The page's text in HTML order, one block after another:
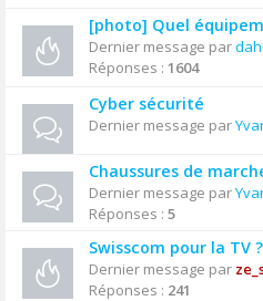
[photo] Quel
Dernier message par
Réponses : 1604
Cyber sécurité
Dernier message par
Chaussures de
Dernier message par
Réponses : 5
Swisscom pour la TV ?
Dernier message par
Réponses : 241